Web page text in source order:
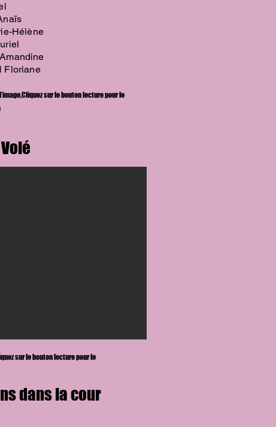
Hélène
Floriane
Cliquez sur le bouton lecturepour le
sur le bouton lecturepour le
dans la cour